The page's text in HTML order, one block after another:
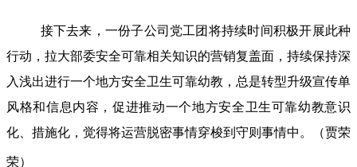
接下去来，一份子公司党工团将持续时间积极开展此种
行动，拉大部委安全可靠相关知识的营销复盖面，持续保持深
入浅出进行一个地方安全卫生可靠幼教，总是转型升级宣传单
风格和信息内容，促进推动一个地方安全卫生可靠幼教意识
化、措施化，觉得将运营脱密事情穿梭到守则事情中。（贾荣
荣）